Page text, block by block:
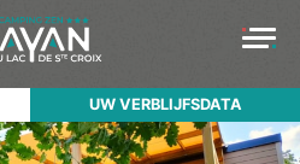
UW VERBLIJFSDATA